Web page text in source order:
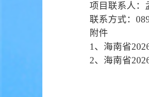
项目联系人：
联系方式：
附件
1、海南省
2、海南省